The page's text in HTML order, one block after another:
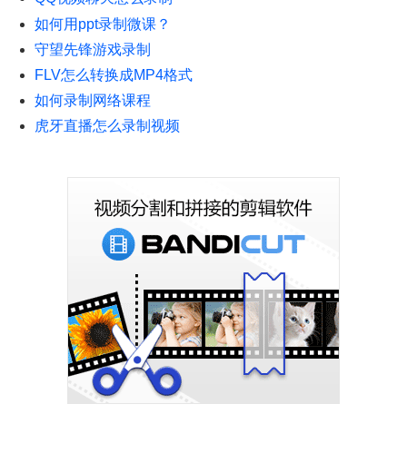
如何用ppt录制微课？
守望先锋游戏录制
FLV怎么转换成MP4格式
如何录制网络课程
虎牙直播怎么录制视频